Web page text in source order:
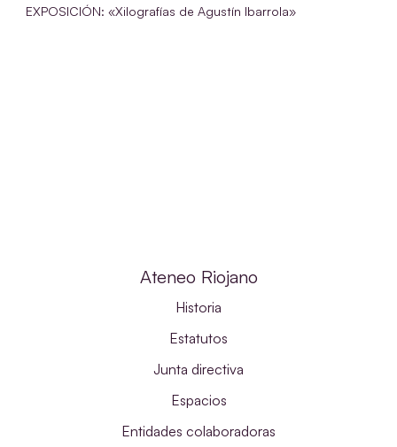
EXPOSICIÓN: «Xilografías de Agustín Ibarrola»
Ateneo Riojano
Historia
Estatutos
Junta directiva
Espacios
Entidades colaboradoras